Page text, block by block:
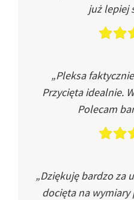
już lepiej
„Pleksa
Przycięta idealnie.
Polecam
„Dziękuję bardzo za
docięta na wymiary